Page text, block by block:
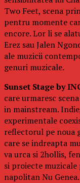
Two Feet, scena
pentru momente
encore. Lor li se
Erez sau Jalen
ale muzicii
genuri muzicale.
Sunset Stage by
care urmaresc
in mainstream.
experimentale
reflectorul pe noua
care se indreapta
va urca si 2hollis,
si proiecte muzicale
napolitan Nu Genea.